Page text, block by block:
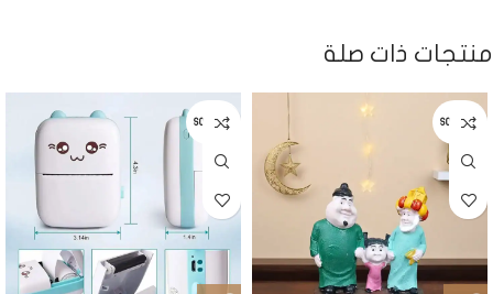
منتجات ذات صلة
SOLD OUT
SOLD OUT